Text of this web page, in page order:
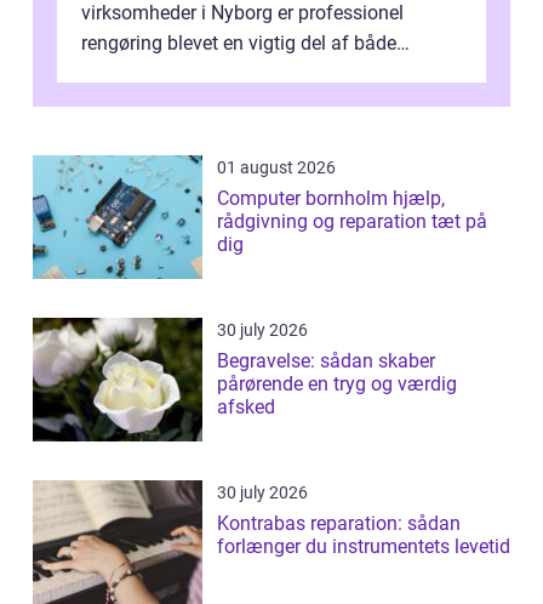
virksomheder i Nyborg er professionel
rengøring blevet en vigtig del af både
samlede ...
01 august 2026
Computer bornholm hjælp,
rådgivning og reparation tæt på
dig
30 july 2026
Begravelse: sådan skaber
pårørende en tryg og værdig
afsked
30 july 2026
Kontrabas reparation: sådan
forlænger du instrumentets levetid